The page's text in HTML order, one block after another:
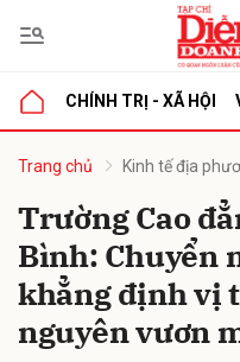
CHÍNH TRỊ - XÃ HỘI
Trang chủ Kinh tế địa
Trường Cao
Bình: Chuyển
khẳng định vị
nguyên vươn
luận